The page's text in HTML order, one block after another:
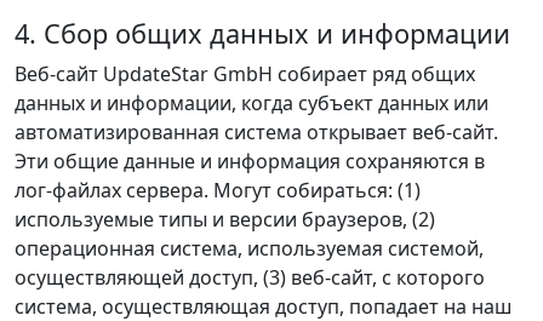
4. Сбор общих данных и информации
Веб‑сайт UpdateStar GmbH собирает ряд общих
данных и информации, когда субъект данных или
автоматизированная система открывает веб‑сайт.
Эти общие данные и информация сохраняются в
лог‑файлах сервера. Могут собираться: (1)
используемые типы и версии браузеров, (2)
операционная система, используемая системой,
осуществляющей доступ, (3) веб‑сайт, с которого
система, осуществляющая доступ, попадает на наш